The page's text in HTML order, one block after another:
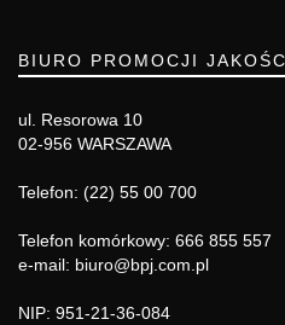
BIURO PROMOCJI
ul. Resorowa 10
02-956 WARSZAWA
Telefon: (22) 55 00 700
Telefon komórkowy: 666 855 557
e-mail: biuro@bpj.com.pl
NIP: 951-21-36-084